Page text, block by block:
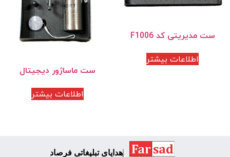
ست مدیریتی کد F1006
اطلاعات بیشتر
ست ماساژور دیجیتال
اطلاعات بیشتر
هدایای تبلیغاتی فرصاد